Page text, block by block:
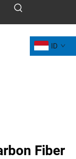
ID
Fiber